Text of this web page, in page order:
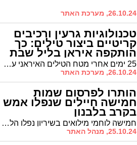
26.10.24, מערכת האתר
טכנולוגיות גרעין ורכיבים
קריטיים ביצור טילים: כך
הותקפה איראן בליל שבת
25 ימים אחרי מטח הטילים האיראני על ישראל, המריאו עשרות מטוסי קרב ישראליים למשימה היסטורית: תקיפת עומק חסרת תקדים במרחק 1,500 קילומטרים בתוך שטח איראן. במשך למעלה משלוש שעות, בשלושה גלי תקיפה מתוכננים בקפידה, פעלו הטייסים במטרה לשתק יכולות אסטרטגיות של איראן
26.10.24, מערכת האתר
הותרו לפרסום שמות
חמישה חיילים שנפלו אמש
בקרב בלבנון
חמישה לוחמי מילואים בשיריון נפלו הלילה בקרבות עזים שהתנהלו בלבנון בין כוחות צה"ל למחבלים. במהלך החג נפלו בקרבות בלבנון חמישה חיילים נוספים, ומספר הנופלים מאז תחילת התמרון הקרקעי בלבנון עומד על 27 חללים
25.10.24, מנהל האתר